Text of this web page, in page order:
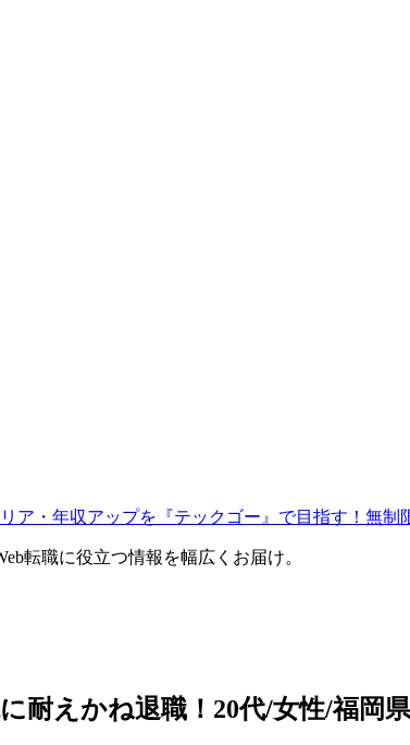
ア・年収アップを『テックゴー』で目指す！無制
転職に役立つ情報を幅広くお届け。
耐えかね退職！20代/女性/福岡